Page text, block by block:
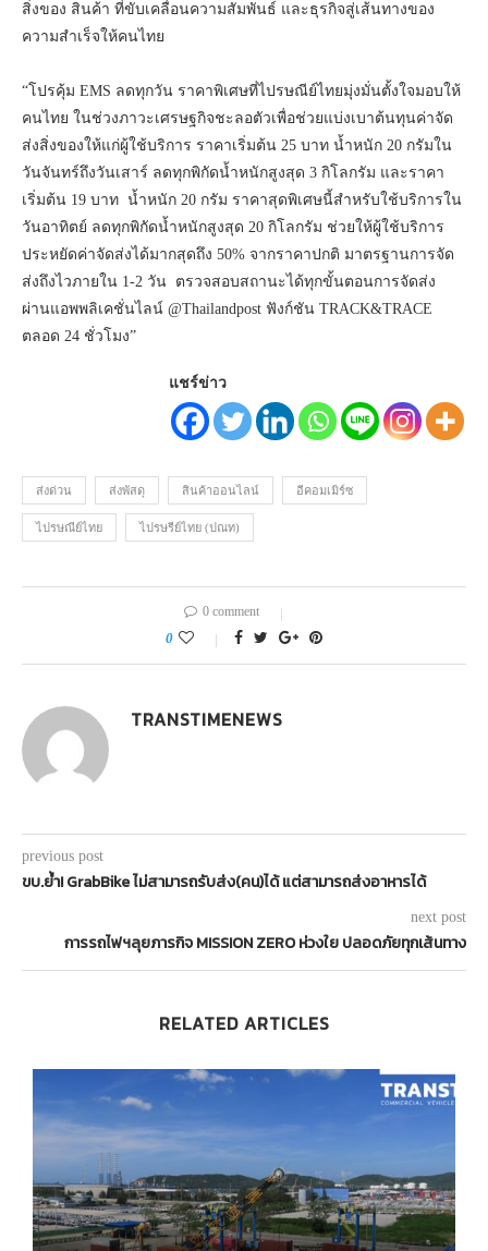
สิ่งของ สินค้า ที่ขับเคลื่อนความสัมพันธ์ และธุรกิจสู่เส้นทางของ
ความสำเร็จให้คนไทย
“โปรคุ้ม EMS ลดทุกวัน ราคาพิเศษที่ไปรษณีย์ไทยมุ่งมั่นตั้งใจมอบให้
คนไทย ในช่วงภาวะเศรษฐกิจชะลอตัวเพื่อช่วยแบ่งเบาต้นทุนค่าจัด
ส่งสิ่งของให้แก่ผู้ใช้บริการ ราคาเริ่มต้น 25 บาท น้ำหนัก 20 กรัมใน
วันจันทร์ถึงวันเสาร์ ลดทุกพิกัดน้ำหนักสูงสุด 3 กิโลกรัม และราคา
เริ่มต้น 19 บาท น้ำหนัก 20 กรัม ราคาสุดพิเศษนี้สำหรับใช้บริการใน
วันอาทิตย์ ลดทุกพิกัดน้ำหนักสูงสุด 20 กิโลกรัม ช่วยให้ผู้ใช้บริการ
ประหยัดค่าจัดส่งได้มากสุดถึง 50% จากราคาปกติ มาตรฐานการจัด
ส่งถึงไวภายใน 1-2 วัน ตรวจสอบสถานะได้ทุกขั้นตอนการจัดส่ง
ผ่านแอพพลิเคชั่นไลน์ @Thailandpost ฟังก์ชัน TRACK&TRACE
ตลอด 24 ชั่วโมง”
แชร์ข่าว
ส่งด่วน ส่งพัสดุ สินค้าออนไลน์ อีคอมเมิร์ซ
ไปรษณีย์ไทย ไปรษรีย์ไทย (ปณท)
0 comment
0
TRANSTIMENEWS
previous post
ขบ.ย้ำ! GrabBike ไม่สามารถรับส่ง(คน)ได้ แต่สามารถส่งอาหารได้
next post
การรถไฟฯลุยภารกิจ MISSION ZERO ห่วงใย ปลอดภัยทุกเส้นทาง
RELATED ARTICLES